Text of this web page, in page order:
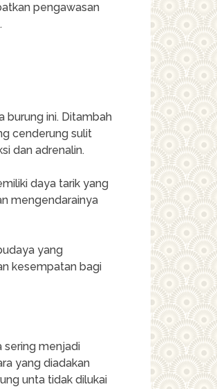
pengawasan
burung ini. Ditambah
cenderung sulit
dan adrenalin.
daya tarik yang
mengendarainya
yang
kesempatan bagi
sering menjadi
yang diadakan
unta tidak dilukai